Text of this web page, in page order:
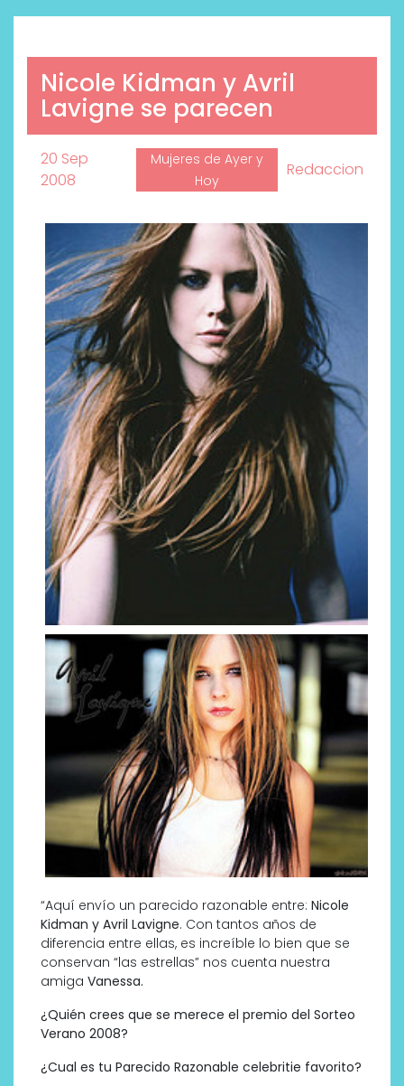
Nicole Kidman y Avril
Lavigne se parecen
20 Sep
2008
Mujeres de Ayer y
Hoy
Redaccion
“Aquí envío un parecido razonable entre: Nicole
Kidman y Avril Lavigne. Con tantos años de
diferencia entre ellas, es increíble lo bien que se
conservan “las estrellas” nos cuenta nuestra
amiga Vanessa.
¿Quién crees que se merece el premio del Sorteo
Verano 2008?
¿Cual es tu Parecido Razonable celebritie favorito?